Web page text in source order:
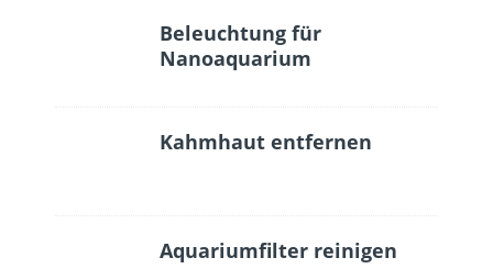
Beleuchtung für
Nanoaquarium
Kahmhaut entfernen
Aquariumfilter reinigen